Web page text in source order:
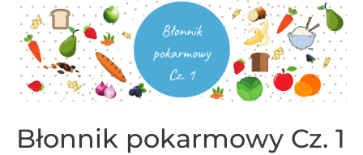
Błonnik pokarmowy Cz. 1